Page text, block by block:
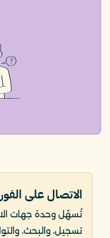
الاتصال على
تسجيل، والبحث،